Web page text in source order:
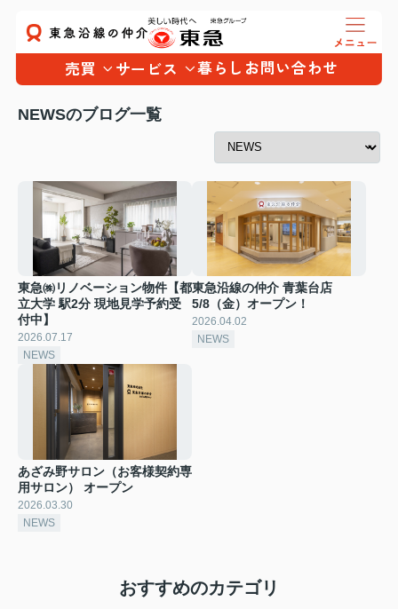
売買 サービス 暮らし お問い合わせ
NEWSのブログ一覧
東急㈱リノベーション物件【都
立大学 駅2分 現地見学予約受
付中】
2026.07.17
NEWS
東急沿線の仲介 青葉台店
5/8（金）オープン！
2026.04.02
NEWS
あざみ野サロン（お客様契約専
用サロン） オープン
2026.03.30
NEWS
おすすめのカテゴリ